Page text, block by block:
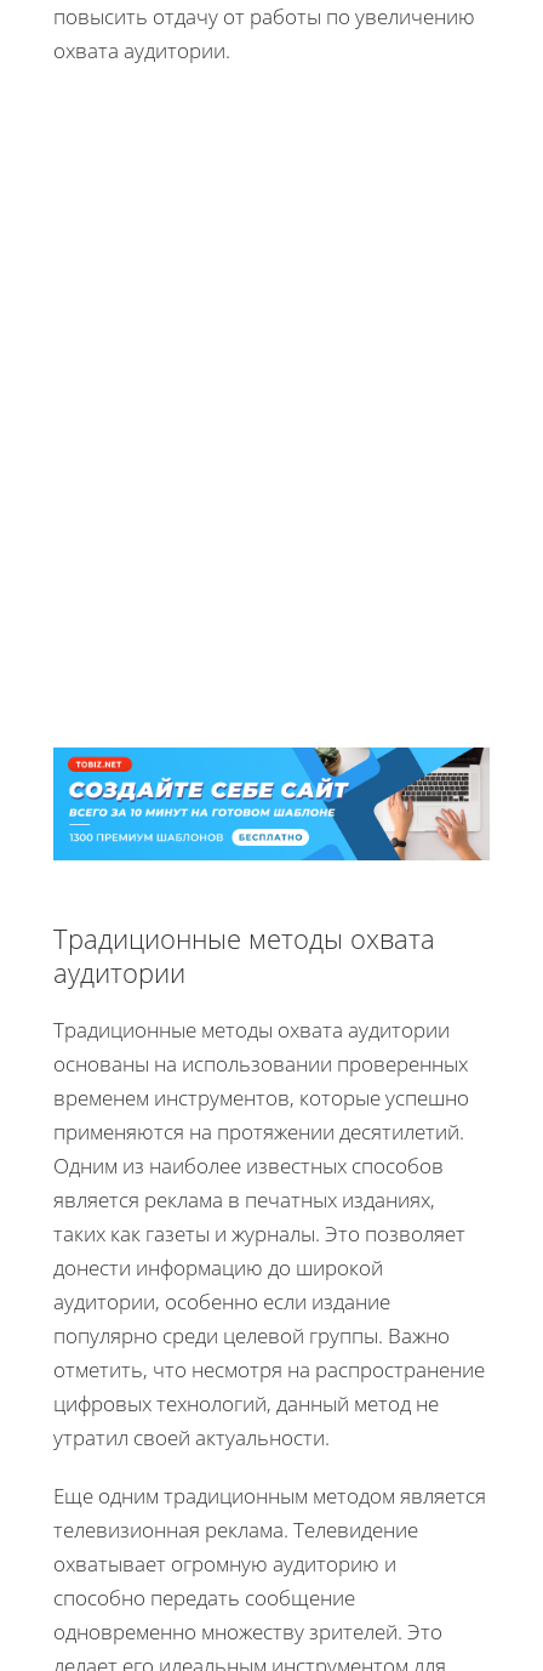
повысить отдачу от работы по увеличению
охвата аудитории.
Традиционные методы охвата
аудитории
Традиционные методы охвата аудитории
основаны на использовании проверенных
временем инструментов, которые успешно
применяются на протяжении десятилетий.
Одним из наиболее известных способов
является реклама в печатных изданиях,
таких как газеты и журналы. Это позволяет
донести информацию до широкой
аудитории, особенно если издание
популярно среди целевой группы. Важно
отметить, что несмотря на распространение
цифровых технологий, данный метод не
утратил своей актуальности.
Еще одним традиционным методом является
телевизионная реклама. Телевидение
охватывает огромную аудиторию и
способно передать сообщение
одновременно множеству зрителей. Это
делает его идеальным инструментом для